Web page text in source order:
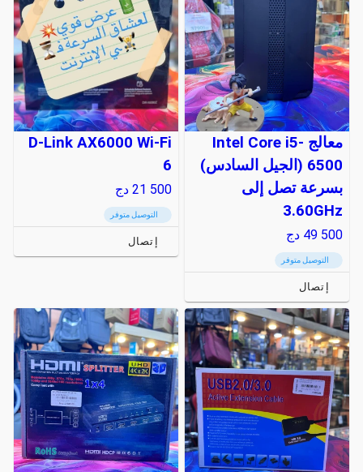
معالج Intel Core i5-
6500 (الجيل السادس)
بسرعة تصل إلى
3.60GHz
49 500 دج
التوصيل متوفر
إتصال
D-Link AX6000 Wi-Fi
6
21 500 دج
التوصيل متوفر
إتصال